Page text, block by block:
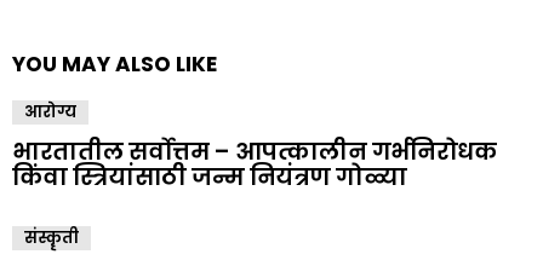
YOU MAY ALSO LIKE
आरोग्य
भारतातील सर्वोत्तम – आपत्कालीन गर्भनिरोधक
किंवा स्त्रियांसाठी जन्म नियंत्रण गोळ्या
संस्कॄती